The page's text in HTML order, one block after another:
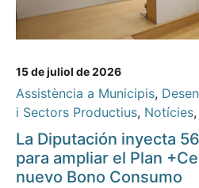
15 de juliol de 2026
Assistència a Municipis,
i Sectors Productius, Notícies,
La Diputación inyecta
para ampliar el Plan
nuevo Bono Consumo